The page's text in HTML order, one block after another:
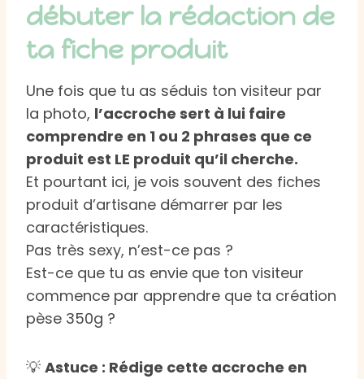
débuter la rédaction de
ta fiche produit
Une fois que tu as séduis ton visiteur par
la photo, l’accroche sert à lui faire
comprendre en 1 ou 2 phrases que ce
produit est LE produit qu’il cherche.
Et pourtant ici, je vois souvent des fiches
produit d’artisane démarrer par les
caractéristiques.
Pas très sexy, n’est-ce pas ?
Est-ce que tu as envie que ton visiteur
commence par apprendre que ta création
pèse 350g ?
💡 Astuce : Rédige cette accroche en